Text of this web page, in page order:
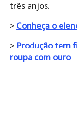
três anjos.
> Conheça o
> Produção tem
roupa com ouro